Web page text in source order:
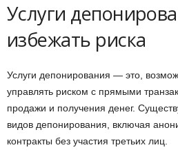
Услуги
избежать риска
Услуги депонирования — это,
управлять риском с прямыми
продажи и получения денег.
видов депонирования, включая
контракты без участия третьих лиц.